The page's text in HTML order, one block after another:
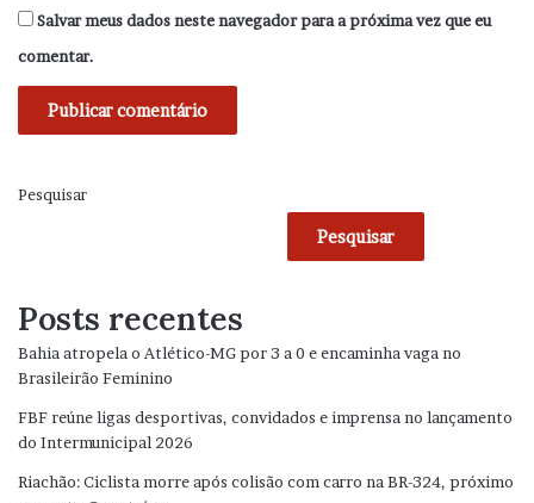
Salvar meus dados neste navegador para a próxima vez que eu
comentar.
Pesquisar
Pesquisar
Posts recentes
Bahia atropela o Atlético-MG por 3 a 0 e encaminha vaga no
Brasileirão Feminino
FBF reúne ligas desportivas, convidados e imprensa no lançamento
do Intermunicipal 2026
Riachão: Ciclista morre após colisão com carro na BR-324, próximo